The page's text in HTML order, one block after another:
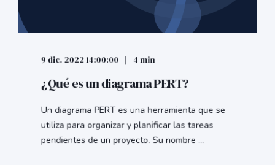
9 dic. 2022 14:00:00 4 min
¿Qué es un diagrama PERT?
Un diagrama PERT es una herramienta que se
utiliza para organizar y planificar las tareas
pendientes de un proyecto. Su nombre ...